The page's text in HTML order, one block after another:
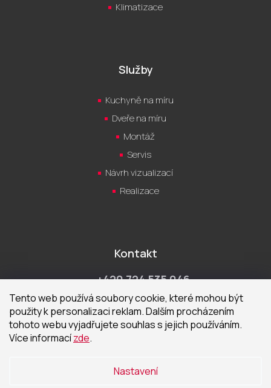
Tento web používá soubory cookie, které mohou být
použity k personalizaci reklam. Dalším procházením
tohoto webu vyjadřujete souhlas s jejich používáním.
Více informacízde.
Nastavení
Klimatizace
Služby
Kuchyně na míru
Dveře na míru
Montáž
Servis
Návrh vizualizací
Realizace
Kontakt
+420 724 535 046
Po-Pá 9:00 - 18:00 hod
obchod@cecetka.cz
370 01 České Budějovice